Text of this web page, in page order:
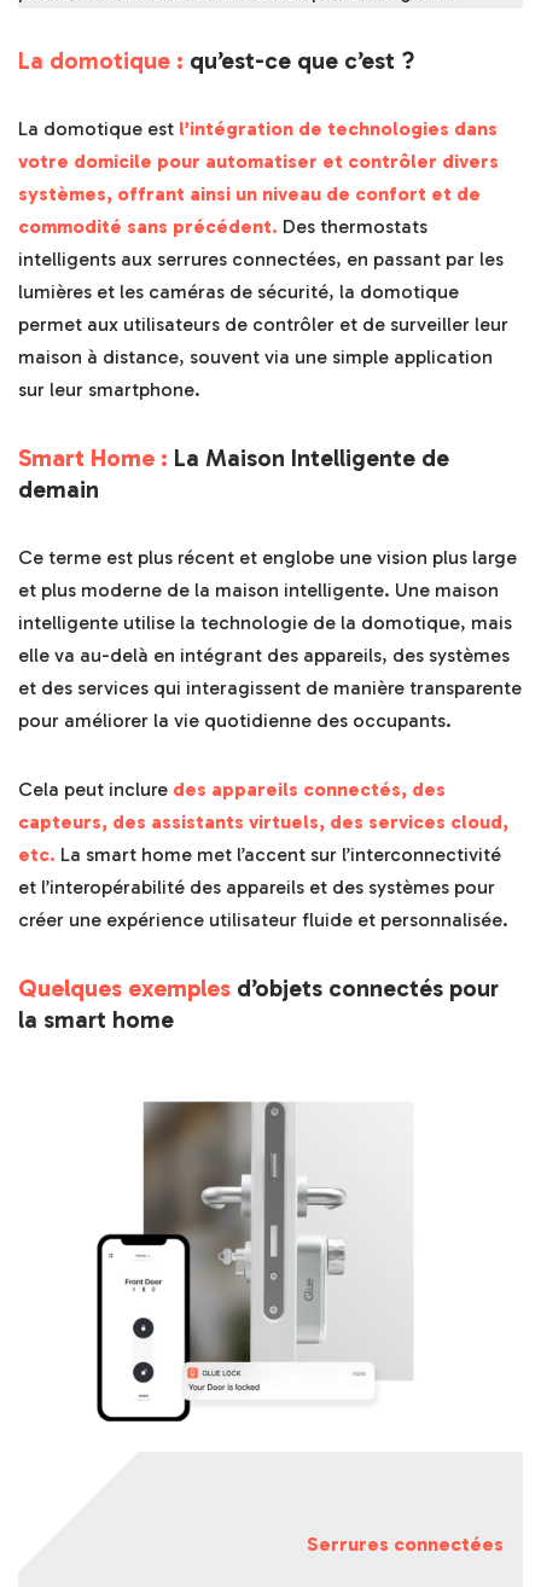
La domotique : qu’est-ce que c’est ?
La domotique est l’intégration de technologies dans
votre domicile pour automatiser et contrôler divers
systèmes, offrant ainsi un niveau de confort et de
commodité sans précédent. Des thermostats
intelligents aux serrures connectées, en passant par les
lumières et les caméras de sécurité, la domotique
permet aux utilisateurs de contrôler et de surveiller leur
maison à distance, souvent via une simple application
sur leur smartphone.
Smart Home : La Maison Intelligente de
demain
Ce terme est plus récent et englobe une vision plus large
et plus moderne de la maison intelligente. Une maison
intelligente utilise la technologie de la domotique, mais
elle va au-delà en intégrant des appareils, des systèmes
et des services qui interagissent de manière transparente
pour améliorer la vie quotidienne des occupants.
Cela peut inclure des appareils connectés, des
capteurs, des assistants virtuels, des services cloud,
etc. La smart home met l’accent sur l’interconnectivité
et l’interopérabilité des appareils et des systèmes pour
créer une expérience utilisateur fluide et personnalisée.
Quelques exemples d’objets connectés pour
la smart home
Serrures connectées